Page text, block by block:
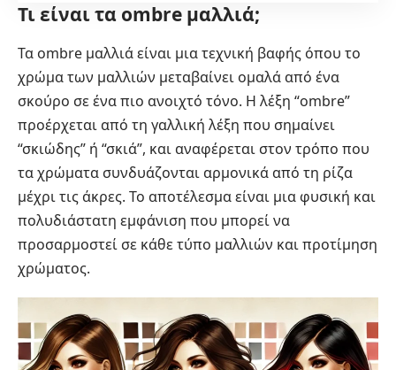
Τι είναι τα ombre μαλλιά;
Τα ombre μαλλιά είναι μια τεχνική βαφής όπου το
χρώμα των μαλλιών μεταβαίνει ομαλά από ένα
σκούρο σε ένα πιο ανοιχτό τόνο. Η λέξη “ombre”
προέρχεται από τη γαλλική λέξη που σημαίνει
“σκιώδης” ή “σκιά”, και αναφέρεται στον τρόπο που
τα χρώματα συνδυάζονται αρμονικά από τη ρίζα
μέχρι τις άκρες. Το αποτέλεσμα είναι μια φυσική και
πολυδιάστατη εμφάνιση που μπορεί να
προσαρμοστεί σε κάθε τύπο μαλλιών και προτίμηση
χρώματος.